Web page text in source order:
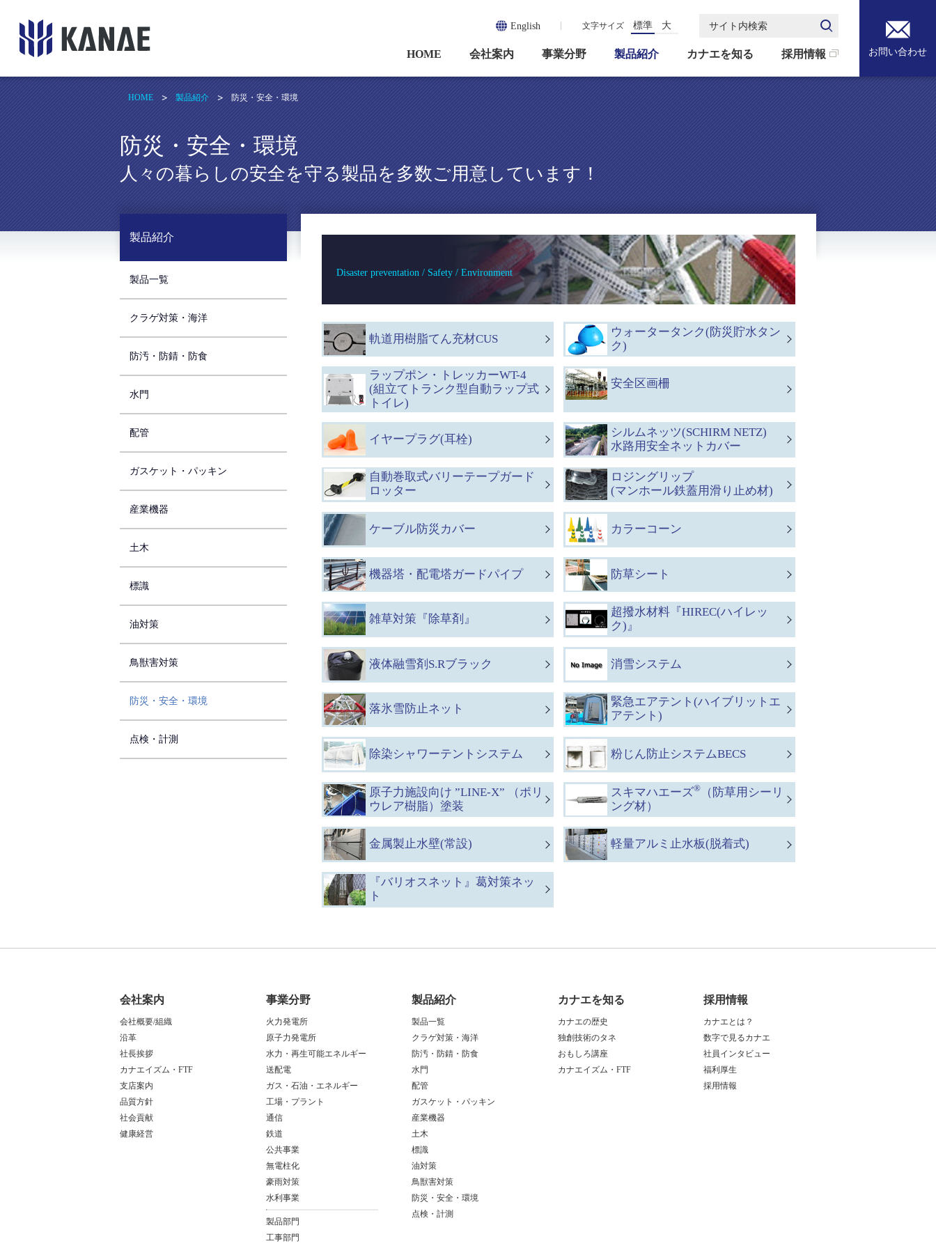
English 文字サイズ 標準 大 サイト内検索
HOME 会社案内 事業分野 製品紹介 カナエを知る 採用情報 お問い合わせ
HOME 製品紹介 防災・安全・環境
防災・安全・環境
人々の暮らしの安全を守る製品を多数ご用意しています！
Disaster preventation / Safety / Environment
軌道用樹脂てん充材CUS
ウォータータンク(防災貯水タン
ク)
ラップポン・トレッカーWT-4
(組立てトランク型自動ラップ式
トイレ)
安全区画柵
イヤープラグ(耳栓)
シルムネッツ(SCHIRM NETZ)
水路用安全ネットカバー
自動巻取式バリーテープガード
ロッター
ロジングリップ
(マンホール鉄蓋用滑り止め材)
ケーブル防災カバー カラーコーン
機器塔・配電塔ガードパイプ 防草シート
雑草対策『除草剤』
超撥水材料『HIREC(ハイレッ
ク)』
液体融雪剤S.Rブラック 消雪システム
落氷雪防止ネット
緊急エアテント(ハイブリットエ
アテント)
除染シャワーテントシステム 粉じん防止システムBECS
原子力施設向け ”LINE-X” （ポリ
ウレア樹脂）塗装
スキマハエーズ®（防草用シーリ
ング材）
金属製止水壁(常設) 軽量アルミ止水板(脱着式)
『バリオスネット』葛対策ネッ
ト
製品紹介
製品一覧
クラゲ対策・海洋
防汚・防錆・防食
水門
配管
ガスケット・パッキン
産業機器
土木
標識
油対策
鳥獣害対策
防災・安全・環境
点検・計測
会社案内
会社概要/組織
沿革
社長挨拶
カナエイズム・FTF
支店案内
品質方針
社会貢献
健康経営
事業分野
火力発電所
原子力発電所
水力・再生可能エネルギー
送配電
ガス・石油・エネルギー
工場・プラント
通信
鉄道
公共事業
無電柱化
豪雨対策
水利事業
製品部門
工事部門
製品紹介
製品一覧
クラゲ対策・海洋
防汚・防錆・防食
水門
配管
ガスケット・パッキン
産業機器
土木
標識
油対策
鳥獣害対策
防災・安全・環境
点検・計測
カナエを知る
カナエの歴史
独創技術のタネ
おもしろ講座
カナエイズム・FTF
採用情報
カナエとは？
数字で見るカナエ
社員インタビュー
福利厚生
採用情報